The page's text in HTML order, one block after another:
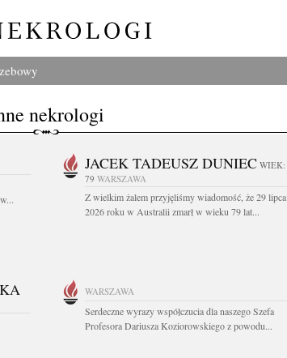
nekrologi
JACEK TADEUSZ DUNIEC WIEK:
79 WARSZAWA
Z wielkim żalem przyjęliśmy wiadomość, że 29 lipca
2026 roku w Australii zmarł w wieku 79 lat...
WARSZAWA
Serdeczne wyrazy współczucia dla naszego Szefa
Profesora Dariusza Koziorowskiego z powodu...